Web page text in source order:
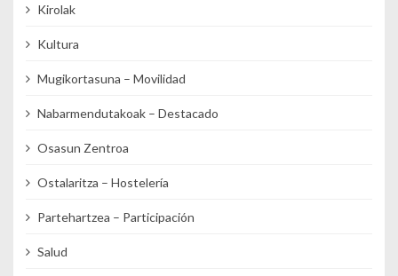
Kirolak
Kultura
Mugikortasuna – Movilidad
Nabarmendutakoak – Destacado
Osasun Zentroa
Ostalaritza – Hostelería
Partehartzea – Participación
Salud